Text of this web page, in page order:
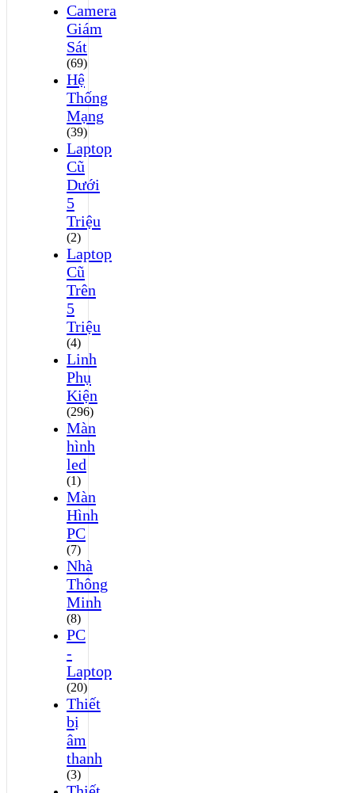
Camera
Giám
Sát
(69)
Hệ
Thống
Mạng
(39)
Laptop
Cũ
Dưới
5
Triệu
(2)
Laptop
Cũ
Trên
5
Triệu
(4)
Linh
Phụ
Kiện
(296)
Màn
hình
led
(1)
Màn
Hình
PC
(7)
Nhà
Thông
Minh
(8)
PC
-
Laptop
(20)
Thiết
bị
âm
thanh
(3)